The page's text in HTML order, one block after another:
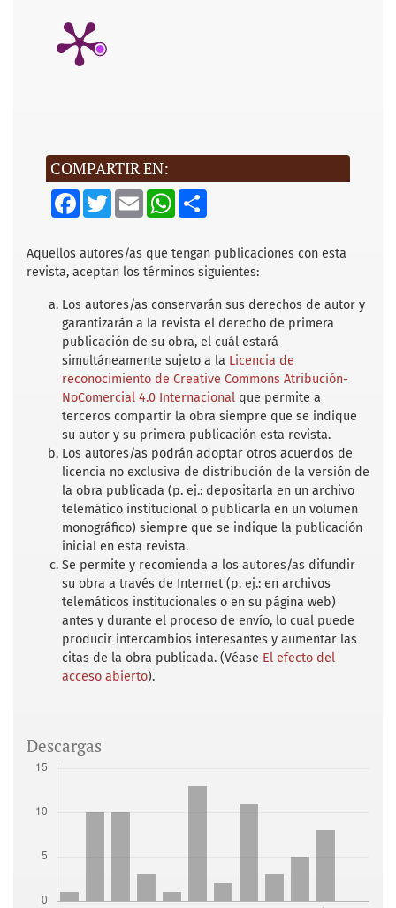
COMPARTIR EN:
F
a
b
o
o
T
w
t
e
r
E
m
l
W
s
A
p
S
e
Aquellos autores/as que tengan publicaciones con esta
revista, aceptan los términos siguientes:
Los autores/as conservarán sus derechos de autor y
garantizarán a la revista el derecho de primera
publicación de su obra, el cuál estará
simultáneamente sujeto a la Licencia de
reconocimiento de Creative Commons Atribución-
NoComercial 4.0 Internacional que permite a
terceros compartir la obra siempre que se indique
su autor y su primera publicación esta revista.
Los autores/as podrán adoptar otros acuerdos de
licencia no exclusiva de distribución de la versión de
la obra publicada (p. ej.: depositarla en un archivo
telemático institucional o publicarla en un volumen
monográfico) siempre que se indique la publicación
inicial en esta revista.
Se permite y recomienda a los autores/as difundir
su obra a través de Internet (p. ej.: en archivos
telemáticos institucionales o en su página web)
antes y durante el proceso de envío, lo cual puede
producir intercambios interesantes y aumentar las
citas de la obra publicada. (Véase El efecto del
acceso abierto).
Descargas